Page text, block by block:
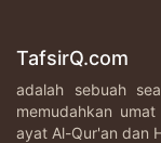
TafsirQ.com
adalah sebuah
memudahkan
ayat Al-Qur'an dan